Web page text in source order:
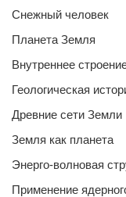
Снежный человек
Планета Земля
Внутреннее
Геологическая
Древние сети Земли
Земля как планета
Энерго-волновая
Применение